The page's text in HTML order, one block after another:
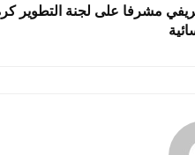
مشرفا على لجنة التطوير